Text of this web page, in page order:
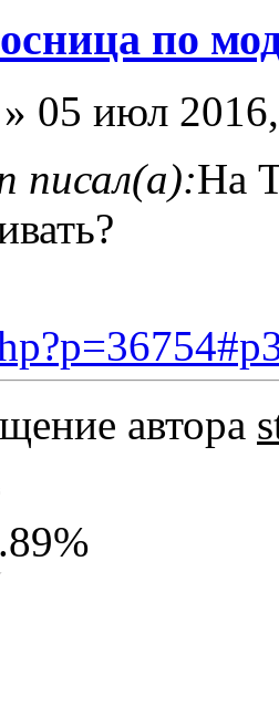
по
» 05 июл
писал(а):На
автора